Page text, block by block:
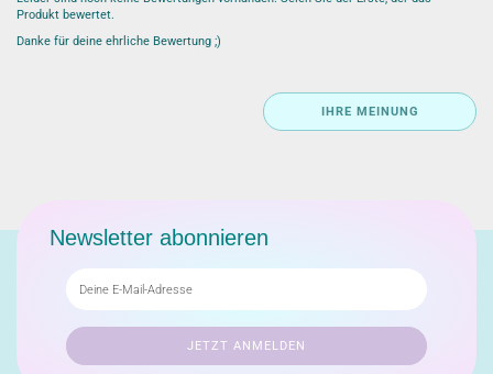
Produkt bewertet.
Danke für deine ehrliche Bewertung ;)
IHRE MEINUNG
Newsletter abonnieren